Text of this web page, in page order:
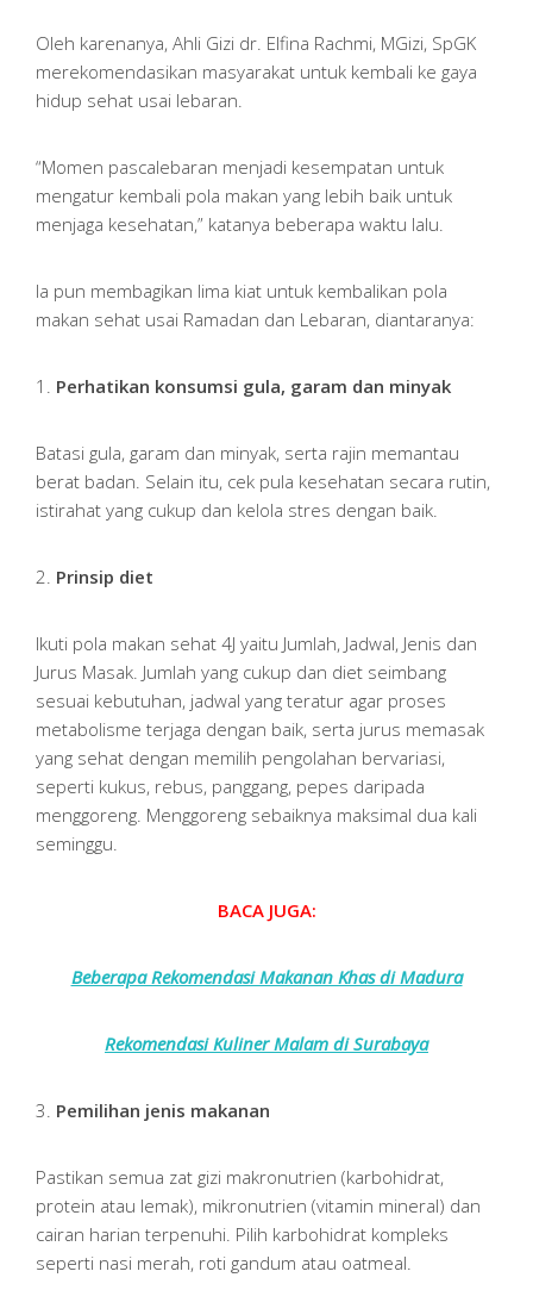
Oleh karenanya, Ahli Gizi dr. Elfina Rachmi, MGizi, SpGK
merekomendasikan masyarakat untuk kembali ke gaya
hidup sehat usai lebaran.
“Momen pascalebaran menjadi kesempatan untuk
mengatur kembali pola makan yang lebih baik untuk
menjaga kesehatan,” katanya beberapa waktu lalu.
Ia pun membagikan lima kiat untuk kembalikan pola
makan sehat usai Ramadan dan Lebaran, diantaranya:
1. Perhatikan konsumsi gula, garam dan minyak
Batasi gula, garam dan minyak, serta rajin memantau
berat badan. Selain itu, cek pula kesehatan secara rutin,
istirahat yang cukup dan kelola stres dengan baik.
2. Prinsip diet
Ikuti pola makan sehat 4J yaitu Jumlah, Jadwal, Jenis dan
Jurus Masak. Jumlah yang cukup dan diet seimbang
sesuai kebutuhan, jadwal yang teratur agar proses
metabolisme terjaga dengan baik, serta jurus memasak
yang sehat dengan memilih pengolahan bervariasi,
seperti kukus, rebus, panggang, pepes daripada
menggoreng. Menggoreng sebaiknya maksimal dua kali
seminggu.
BACA JUGA:
Beberapa Rekomendasi Makanan Khas di Madura
Rekomendasi Kuliner Malam di Surabaya
3. Pemilihan jenis makanan
Pastikan semua zat gizi makronutrien (karbohidrat,
protein atau lemak), mikronutrien (vitamin mineral) dan
cairan harian terpenuhi. Pilih karbohidrat kompleks
seperti nasi merah, roti gandum atau oatmeal.